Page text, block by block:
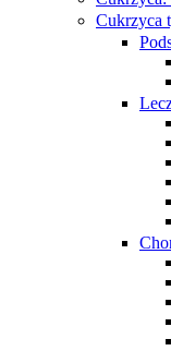
Cukrzyca